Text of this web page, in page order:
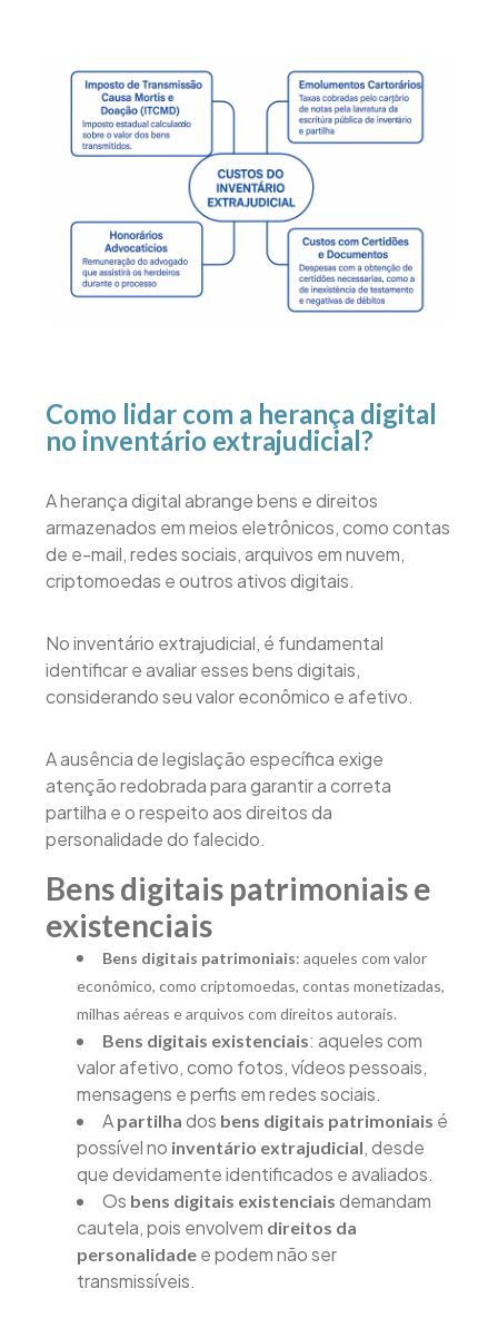
Como lidar com a herança digital
no inventário extrajudicial?
A herança digital abrange bens e direitos
armazenados em meios eletrônicos, como contas
de e-mail, redes sociais, arquivos em nuvem,
criptomoedas e outros ativos digitais.
No inventário extrajudicial, é fundamental
identificar e avaliar esses bens digitais,
considerando seu valor econômico e afetivo.
A ausência de legislação específica exige
atenção redobrada para garantir a correta
partilha e o respeito aos direitos da
personalidade do falecido.
Bens digitais patrimoniais e
existenciais
Bens digitais patrimoniais: aqueles com valor
econômico, como criptomoedas, contas monetizadas,
milhas aéreas e arquivos com direitos autorais.
Bens digitais existenciais: aqueles com
valor afetivo, como fotos, vídeos pessoais,
mensagens e perfis em redes sociais.
A partilha dos bens digitais patrimoniais é
possível no inventário extrajudicial, desde
que devidamente identificados e avaliados.
Os bens digitais existenciais demandam
cautela, pois envolvem direitos da
personalidade e podem não ser
transmissíveis.